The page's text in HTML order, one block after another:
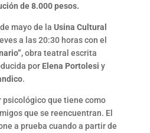
de 8.000 pesos.
mayo de la Usina Cultural
a las 20:30 horas con el
, obra teatral escrita
por Elena Portolesi y
.
que tiene como
que se reencuentran. El
a prueba cuando a partir de